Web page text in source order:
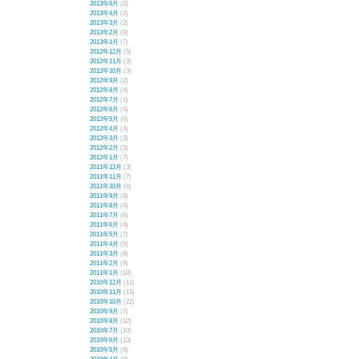
2013年6月 (2)
2013年4月 (2)
2013年3月 (2)
2013年2月 (8)
2013年1月 (7)
2012年12月 (5)
2012年11月 (3)
2012年10月 (3)
2012年9月 (2)
2012年8月 (4)
2012年7月 (1)
2012年6月 (4)
2012年5月 (6)
2012年4月 (4)
2012年3月 (3)
2012年2月 (3)
2012年1月 (7)
2011年12月 (3)
2011年11月 (7)
2011年10月 (6)
2011年9月 (8)
2011年8月 (4)
2011年7月 (6)
2011年6月 (4)
2011年5月 (7)
2011年4月 (5)
2011年3月 (8)
2011年2月 (9)
2011年1月 (18)
2010年12月 (11)
2010年11月 (11)
2010年10月 (22)
2010年9月 (7)
2010年8月 (12)
2010年7月 (10)
2010年6月 (13)
2010年5月 (9)